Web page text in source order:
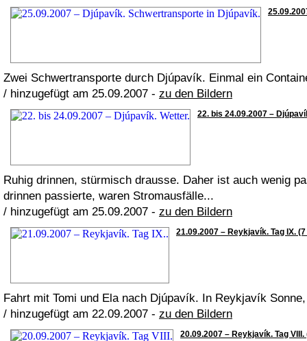
Zwei Schwertransporte durch Djúpavík. Einmal ein
/ hinzugefügt am 25.09.2007 - zu den Bildern
22. bis 24.09.2007 –
Ruhig drinnen, stürmisch drausse. Daher ist auch wenig
drinnen passierte, waren Stromausfälle...
/ hinzugefügt am 25.09.2007 - zu den Bildern
21.09.2007 – Reykjavík. Tag IX.
Fahrt mit Tomi und Ela nach Djúpavík. In Reykjavík
/ hinzugefügt am 22.09.2007 - zu den Bildern
20.09.2007 – Reykjavík. Tag